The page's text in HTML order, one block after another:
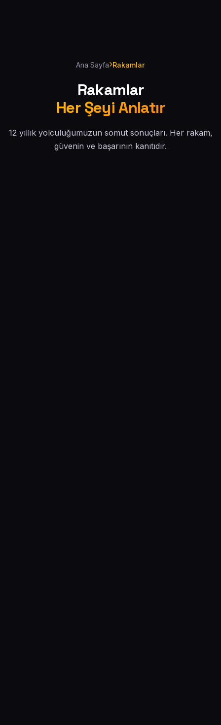
Ana Sayfa Rakamlar
Rakamlar
Her Şeyi Anlatır
12 yıllık yolculuğumuzun somut sonuçları. Her rakam,
güvenin ve başarının kanıtıdır.